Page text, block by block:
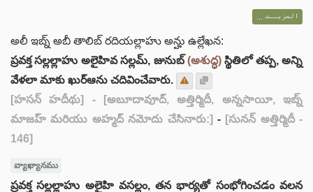
المزيــد ...
అలీ ఇబ్న్ అబీ తాలిబ్ రదియల్లాహు అన్హు ఉల్లేఖన:
ప్రవక్త సల్లల్లాహు అలైహివ సల్లమ్, జునుబ్ (అశుద్ధ)స్థితిలో తప్ప, అన్ని
వేళలా మాకు ఖుర్ఆను చదివించేవారు.
[హసన్ హదీథు]
- [అబూదావూద్, అత్తిర్మిదీ, అన్నసాయీ, ఇబ్న్
మాజహ్ మరియు అహ్మద్ నమోదు చేసినారు:] - [సునన్ అత్తిర్మిదీ -
146]
వ్యాఖ్యానము
ప్రవక్త సల్లల్లాహు అలైహి వసల్లం, తన భార్యతో సంభోగించడం వలన